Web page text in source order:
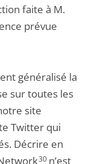
faite à M.
prévue
généralisé la
sur toutes les
site
Twitter qui
Décrire en
30n’est